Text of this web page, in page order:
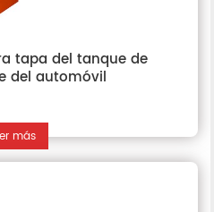
tapa del tanque de
del automóvil
más